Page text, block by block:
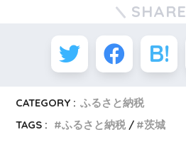
SHARE
CATEGORY : ふるさと納税
TAGS :
ふるさと納税 茨城